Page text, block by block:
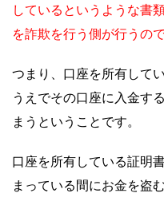
しているというような書
を詐欺を行う側が行うので
つまり、口座を所有して
うえでその口座に入金す
まうということです。
口座を所有している証明
まっている間にお金を盗